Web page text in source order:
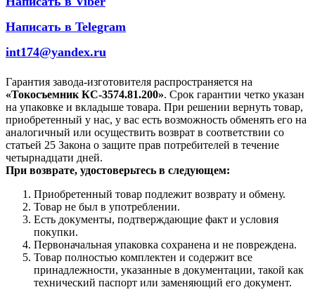
Написать в Telegram
int174@yandex.ru
Гарантия завода-изготовителя распространяется на
«Токосъемник КС-3574.81.200». Срок гарантии четко указан
на упаковке и вкладыше товара. При решении вернуть товар,
приобретенный у нас, у вас есть возможность обменять его на
аналогичный или осуществить возврат в соответствии со
статьей 25 Закона о защите прав потребителей в течение
четырнадцати дней.
При возврате, удостоверьтесь в следующем:
Приобретенный товар подлежит возврату и обмену.
Товар не был в употреблении.
Есть документы, подтверждающие факт и условия
покупки.
Первоначальная упаковка сохранена и не повреждена.
Товар полностью комплектен и содержит все
принадлежности, указанные в документации, такой как
технический паспорт или заменяющий его документ.